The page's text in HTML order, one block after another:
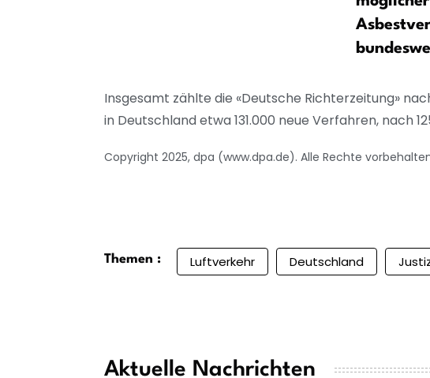
Insgesamt zählte die «Deutsche Richterzeitung»
in Deutschland etwa 131.000 neue Verfahren, nach
Copyright 2025, dpa (www.dpa.de). Alle Rechte
Themen : Luftverkehr Deutschland
Aktuelle Nachrichten